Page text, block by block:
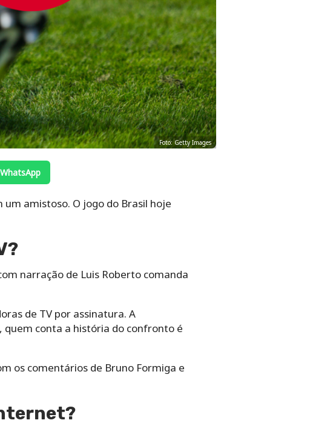
Foto: Getty Images
amistoso. O jogo do Brasil hoje
narração de Luis Roberto comanda
de TV por assinatura. A
quem conta a história do confronto é
os comentários de Bruno Formiga e